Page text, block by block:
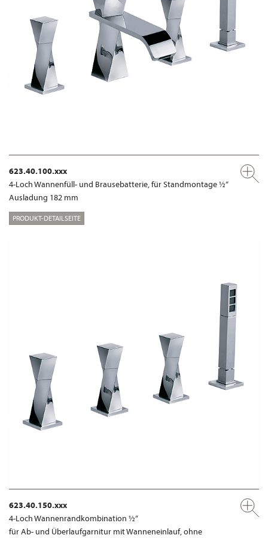
623.40.100.xxx
4-Loch Wannenfüll- und Brausebatterie, für Standmontage ½“
Ausladung 182 mm
PRODUKT-DETAILSEITE
623.40.150.xxx
4-Loch Wannenrandkombination ½“
für Ab- und Überlaufgarnitur mit Wanneneinlauf, ohne